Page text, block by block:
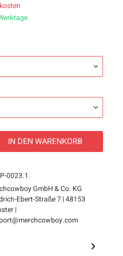
IN DEN WARENKORB
0023.1
GmbH & Co. KG
Ebert-Straße 7 | 48153
|